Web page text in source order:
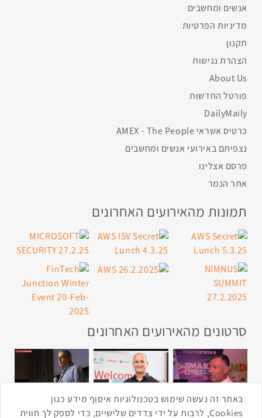
אנשים ומחשבים
מדיניות הפרטיות
תקנון
הצהרת נגישות
About Us
פורטל החדשות
DailyMaily
כרטיס אשראי AMEX - The People
נצפיתם באירועי אנשים ומחשבים
פרסם אצלינו
אתר הנמר
תמונות מהאירועים האחרונים
סרטונים מהאירועים האחרונים
4:00
2:33
1:43
באתר זה נעשה שימוש בטכנולוגיות איסוף מידע כגון
Cookies, לרבות על ידי צדדים שלישיים, כדי לספק לך חווית